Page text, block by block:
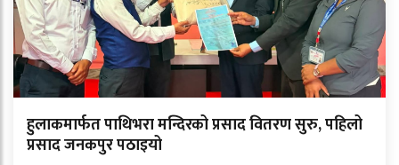
हुलाकमार्फत पाथिभरा मन्दिरको प्रसाद वितरण सुरु, पहिलो
प्रसाद जनकपुर पठाइयो